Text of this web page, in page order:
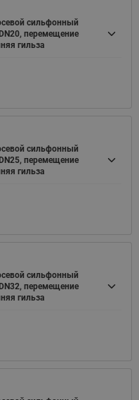
сильфонный
перемещение
гильза
сильфонный
перемещение
гильза
сильфонный
перемещение
гильза